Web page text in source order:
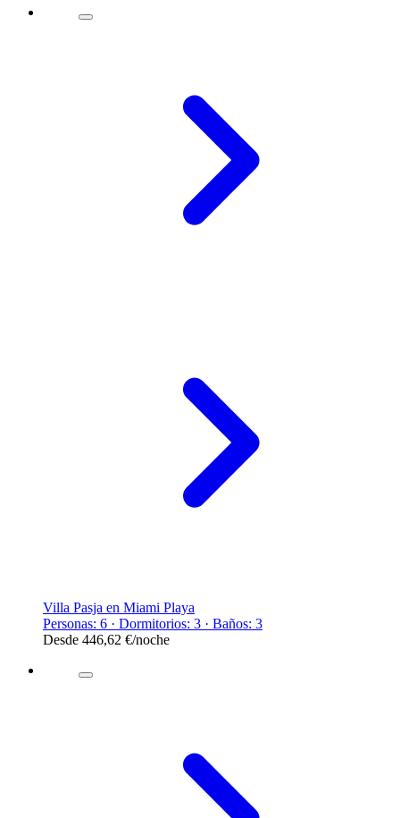
Villa Pasja en Miami Playa
Personas: 6 · Dormitorios: 3 · Baños: 3
Desde 446,62 €/noche